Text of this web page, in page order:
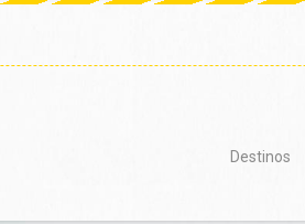
Destinos